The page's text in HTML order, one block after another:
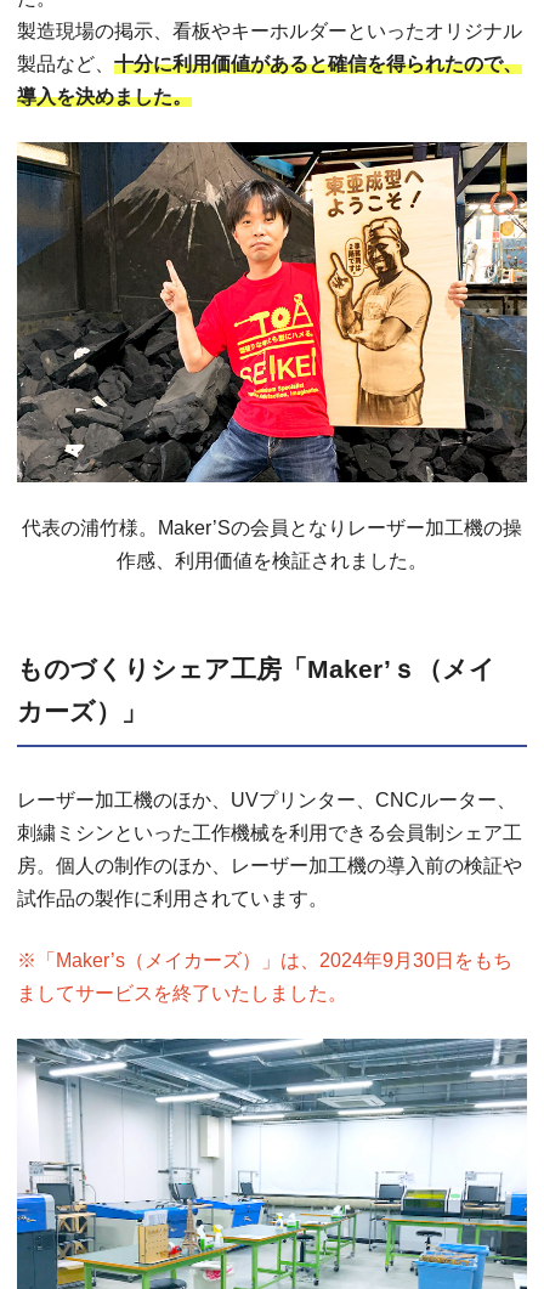
製造現場の掲示、看板やキーホルダーといったオリジナル
製品など、 十分に利用価値があると確信を得られたので、
導入を決めました。
代表の浦竹様。Maker’Sの会員となりレーザー加工機の操
作感、利用価値を検証されました。
ものづくりシェア工房「Maker’ｓ（メイ
カーズ）」
レーザー加工機のほか、UVプリンター、CNCルーター、
刺繍ミシンといった工作機械を利用できる会員制シェア工
房。個人の制作のほか、レーザー加工機の導入前の検証や
試作品の製作に利用されています。
※「Maker’s（メイカーズ）」は、2024年9月30日をもち
ましてサービスを終了いたしました。